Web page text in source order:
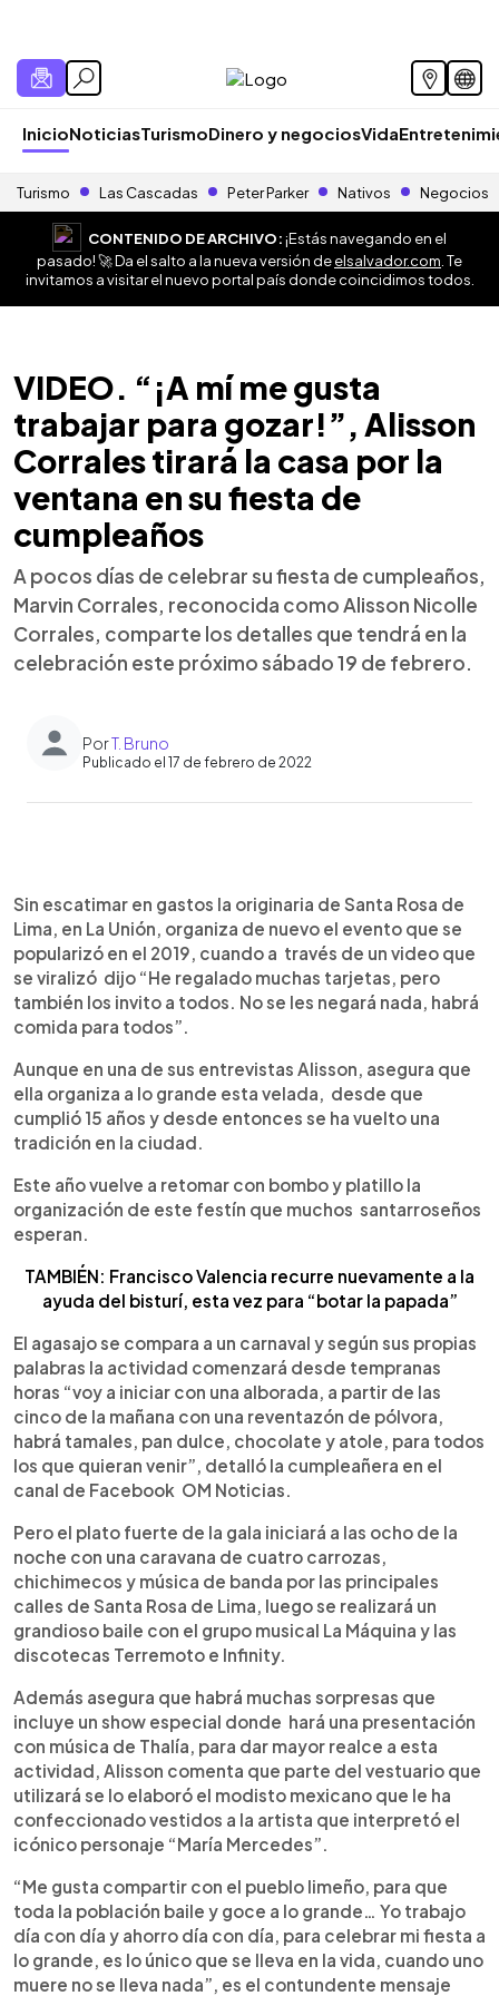
InicioNoticiasTurismoDinero y negociosVida
Turismo Las Cascadas Peter Parker Nativos Negocios
CONTENIDO DE ARCHIVO:¡Estás navegando en el
pasado! 🚀 Da el salto a la nueva versión deelsalvador.com . Te
invitamos a visitar el nuevo portal país donde coincidimos todos.
VIDEO. “¡A mí me gusta
trabajar para gozar!”, Alisson
Corrales tirará la casa por la
ventana en su fiesta de
cumpleaños
A pocos días de celebrar su fiesta de cumpleaños,
Marvin Corrales, reconocida como Alisson Nicolle
Corrales, comparte los detalles que tendrá en la
celebración este próximo sábado 19 de febrero.
PorT. Bruno
Publicado el 17 de febrero de 2022
Escuchar artículo
Sin escatimar en gastos la originaria de Santa Rosa de
Lima, en La Unión, organiza de nuevo el evento que se
popularizó en el 2019, cuando a través de un video que
se viralizó dijo “He regalado muchas tarjetas, pero
también los invito a todos. No se les negará nada, habrá
comida para todos”.
Aunque en una de sus entrevistas Alisson, asegura que
ella organiza a lo grande esta velada, desde que
cumplió 15 años y desde entonces se ha vuelto una
tradición en la ciudad.
Este año vuelve a retomar con bombo y platillo la
organización de este festín que muchos santarroseños
esperan.
TAMBIÉN: Francisco Valencia recurre nuevamente a la
ayuda del bisturí, esta vez para “botar la papada”
El agasajo se compara a un carnaval y según sus propias
palabras la actividad comenzará desde tempranas
horas “voy a iniciar con una alborada, a partir de las
cinco de la mañana con una reventazón de pólvora,
habrá tamales, pan dulce, chocolate y atole, para todos
los que quieran venir”, detalló la cumpleañera en el
canal de Facebook OM Noticias.
Pero el plato fuerte de la gala iniciará a las ocho de la
noche con una caravana de cuatro carrozas,
chichimecos y música de banda por las principales
calles de Santa Rosa de Lima, luego se realizará un
grandioso baile con el grupo musical La Máquina y las
discotecas Terremoto e Infinity.
Además asegura que habrá muchas sorpresas que
incluye un show especial donde hará una presentación
con música de Thalía, para dar mayor realce a esta
actividad, Alisson comenta que parte del vestuario que
utilizará se lo elaboró el modisto mexicano que le ha
confeccionado vestidos a la artista que interpretó el
icónico personaje “María Mercedes”.
“Me gusta compartir con el pueblo limeño, para que
toda la población baile y goce a lo grande… Yo trabajo
día con día y ahorro día con día, para celebrar mi fiesta a
lo grande, es lo único que se lleva en la vida, cuando uno
muere no se lleva nada”, es el contundente mensaje